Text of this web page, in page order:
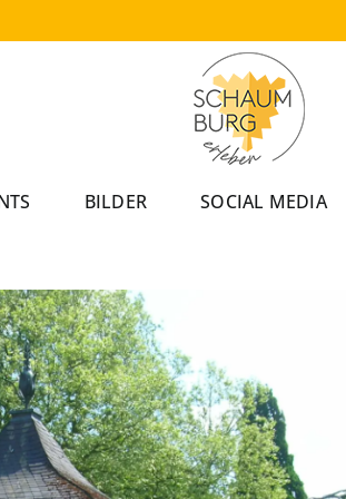
BILDER SOCIAL MEDIA